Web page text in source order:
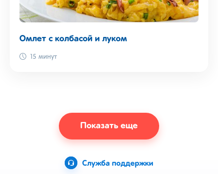
Омлет с колбасой и луком
15 минут
Показать еще
Служба поддержки